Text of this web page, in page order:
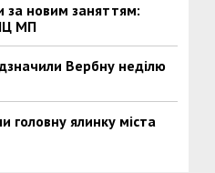
за новим заняттям:
МП
Вербну неділю
головну ялинку міста